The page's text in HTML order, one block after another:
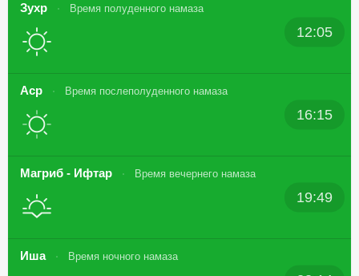
Зухр Время полуденного намаза
12:05
Аср Время послеполуденного намаза
16:15
Магриб - Ифтар Время вечернего намаза
19:49
Иша Время ночного намаза